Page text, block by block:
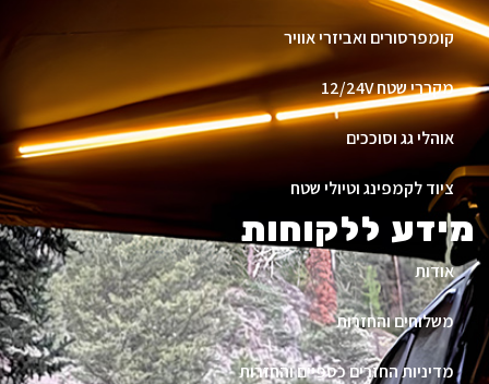
קומפרסורים ואביזרי אוויר
מקררי שטח 12/24V
אוהלי גג וסוככים
ציוד לקמפינג וטיולי שטח
מידע ללקוחות
אודות
משלוחים והחזרות
מדיניות החזרים כספיים והחזרות